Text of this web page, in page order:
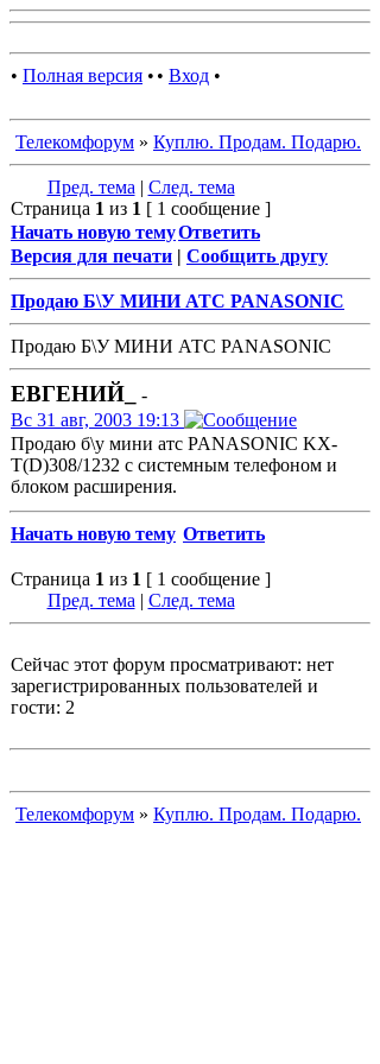
• Полная версия • • Вход •
Телекомфорум » Куплю. Продам. Подарю.
Пред. тема | След. тема
Страница 1 из 1 [ 1 сообщение ]
Начать новую темуОтветить
Версия для печати | Сообщить другу
Продаю Б\У МИНИ АТС PANASONIC
Продаю Б\У МИНИ АТС PANASONIC
ЕВГЕНИЙ_
-
Вс 31 авг, 2003 19:13
Продаю б\у мини атс PANASONIC KX-
T(D)308/1232 с системным телефоном и
блоком расширения.
Начать новую тему Ответить
Страница 1 из 1 [ 1 сообщение ]
Пред. тема | След. тема
Сейчас этот форум просматривают: нет
зарегистрированных пользователей и
гости: 2
Телекомфорум » Куплю. Продам. Подарю.